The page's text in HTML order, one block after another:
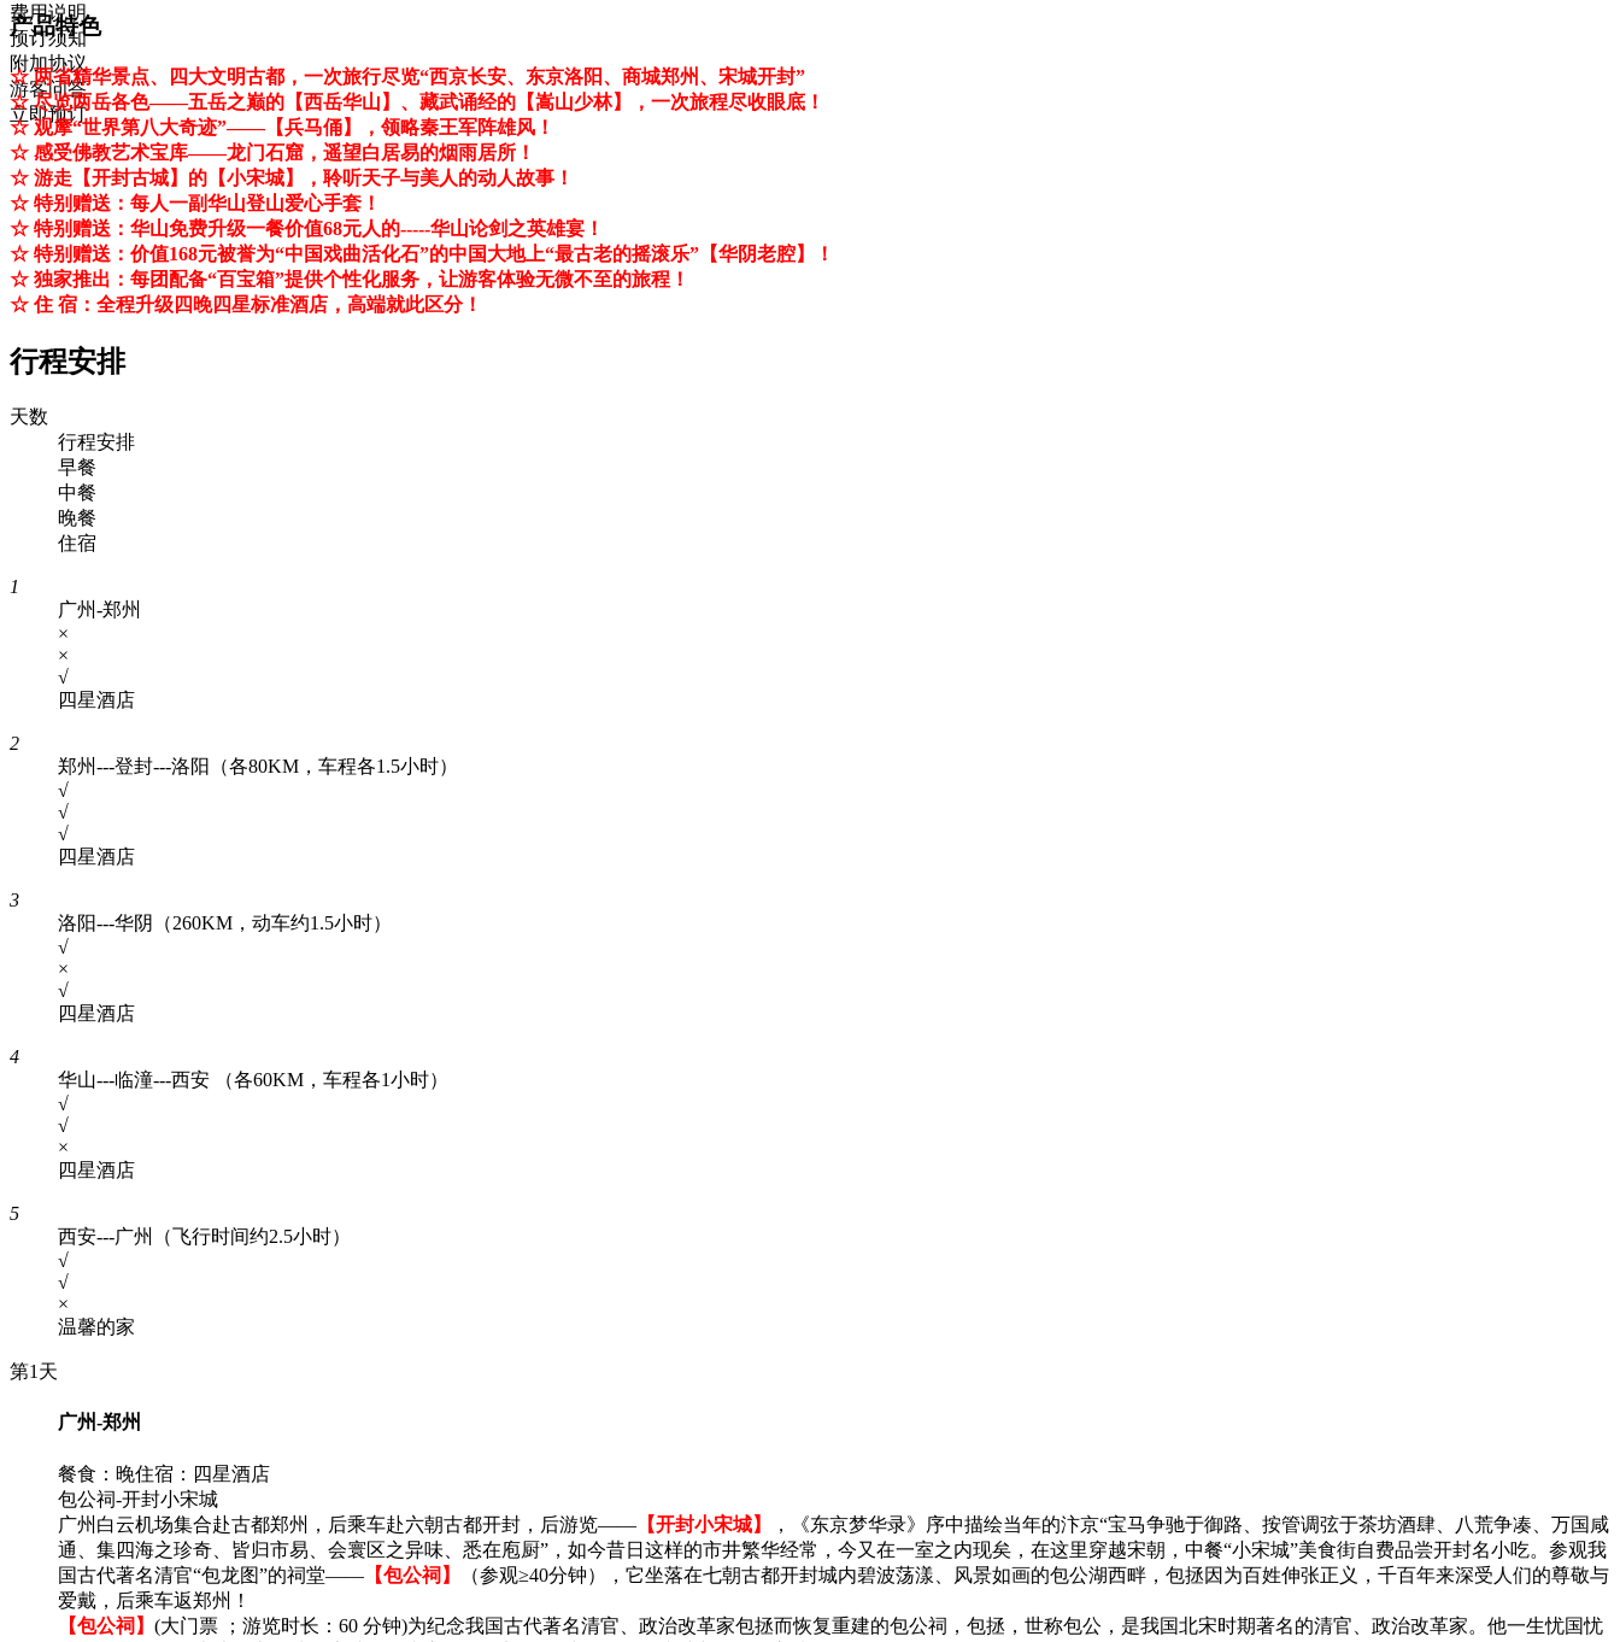
费用说明
预订须知
附加协议
游客问答
立即预订
产品特色
☆ 两省精华景点、四大文明古都，一次旅行尽览“西京长安、东京洛阳、商城郑州、宋城开封”
☆ 尽览两岳各色——五岳之巅的【西岳华山】、藏武诵经的【嵩山少林】，一次旅程尽收眼底！
☆ 观摩“世界第八大奇迹”——【兵马俑】，领略秦王军阵雄风！
☆ 感受佛教艺术宝库——龙门石窟，遥望白居易的烟雨居所！
☆ 游走【开封古城】的【小宋城】，聆听天子与美人的动人故事！
☆ 特别赠送：每人一副华山登山爱心手套！
☆ 特别赠送：华山免费升级一餐价值68元人的-----华山论剑之英雄宴！
☆ 特别赠送：价值168元被誉为“中国戏曲活化石”的中国大地上“最古老的摇滚乐”【华阴老腔】！
☆ 独家推出：每团配备“百宝箱”提供个性化服务，让游客体验无微不至的旅程！
☆ 住 宿：全程升级四晚四星标准酒店，高端就此区分！
行程安排
天数
行程安排
早餐
中餐
晚餐
住宿
1
广州-郑州
×
×
√
四星酒店
2
郑州---登封---洛阳（各80KM，车程各1.5小时）
√
√
√
四星酒店
3
洛阳---华阴（260KM，动车约1.5小时）
√
×
√
四星酒店
4
华山---临潼---西安 （各60KM，车程各1小时）
√
√
×
四星酒店
5
西安---广州（飞行时间约2.5小时）
√
√
×
温馨的家
第1天
广州-郑州
餐食：晚住宿：四星酒店
包公祠-开封小宋城
广州白云机场集合赴古都郑州，后乘车赴六朝古都开封，后游览—— 【开封小宋城】
，《东京梦华录》序中描绘当年的汴京“宝马争驰于御路、按管调弦于茶坊酒肆、八荒争凑、万国咸
通、集四海之珍奇、皆归市易、会寰区之异味、悉在庖厨”，如今昔日这样的市井繁华经常，今又在一室之内现矣，在这里穿越宋朝，中餐“小宋城”美食街自费品尝开封名小吃。参观我
国古代著名清官“包龙图”的祠堂—— 【包公祠】
（参观≥40分钟），它坐落在七朝古都开封城内碧波荡漾、风景如画的包公湖西畔，包拯因为百姓伸张正义，千百年来深受人们的尊敬与
爱戴，后乘车返郑州！
【包公祠】 (大门票 ；游览时长：60 分钟)为纪念我国古代著名清官、政治改革家包拯而恢复重建的包公祠，包拯，世称包公，是我国北宋时期著名的清官、政治改革家。他一生忧国忧